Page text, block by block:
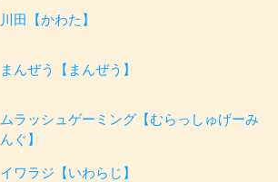
川田【かわた】
まんぜう【まんぜう】
ムラッシュゲーミング【むらっしゅげーみ
んぐ】
イワラジ【いわらじ】